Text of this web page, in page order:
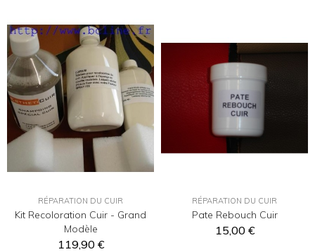
RÉPARATION DU CUIR
Kit Recoloration Cuir - Grand
Modèle
119,90 €
RÉPARATION DU CUIR
Pate Rebouch Cuir
15,00 €